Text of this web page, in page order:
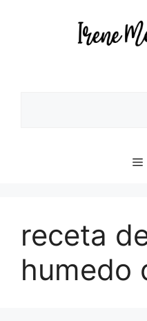
receta
humedo